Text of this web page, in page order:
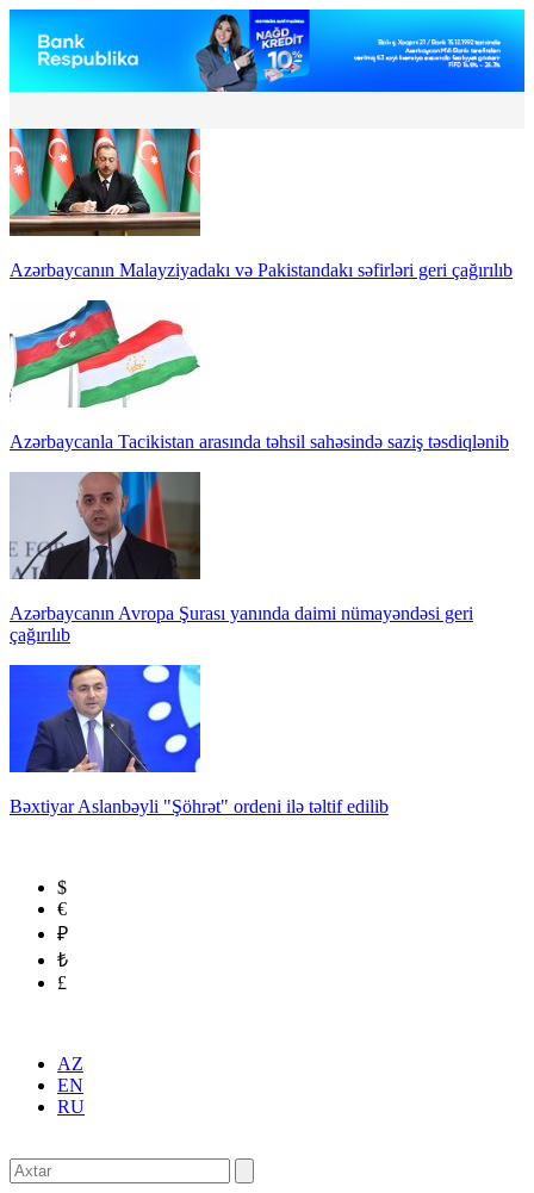
Azərbaycanın Malayziyadakı və Pakistandakı səfirləri geri çağırılıb
Azərbaycanla Tacikistan arasında təhsil sahəsində saziş təsdiqlənib
Azərbaycanın Avropa Şurası yanında daimi nümayəndəsi geri
çağırılıb
Bəxtiyar Aslanbəyli "Şöhrət" ordeni ilə təltif edilib
$
€
₽
₺
£
AZ
EN
RU